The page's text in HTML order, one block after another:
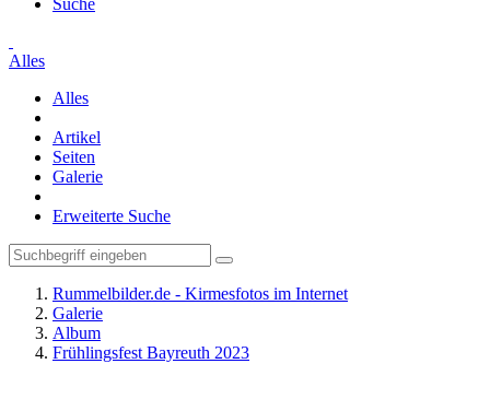
Suche
Alles
Alles
Artikel
Seiten
Galerie
Erweiterte Suche
Rummelbilder.de - Kirmesfotos im Internet
Galerie
Album
Frühlingsfest Bayreuth 2023